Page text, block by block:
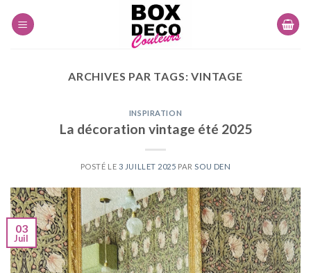
ARCHIVES PAR TAGS:VINTAGE
INSPIRATION
La décoration vintage été 2025
POSTÉ LE 3 JUILLET 2025 PAR SOU DEN
03
Juil